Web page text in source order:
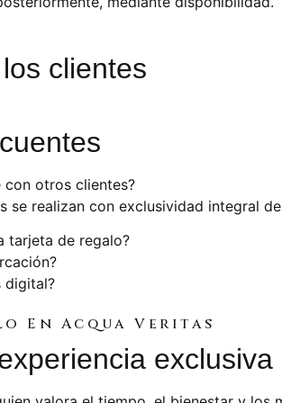
clientes
otros clientes?
se realizan con exclusividad integral
tarjeta de regalo?
digital?
En Acqua Veritas
exclusiva